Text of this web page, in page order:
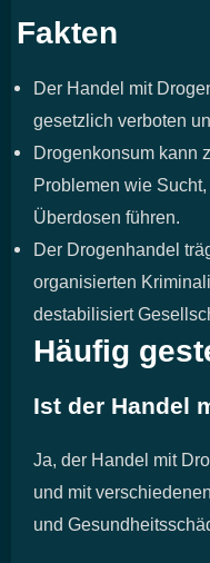
Fakten
Der Handel mit
gesetzlich verboten
Drogenkonsum kann
Problemen wie
Überdosen führen.
Der Drogenhandel
organisierten
destabilisiert
Häufig
Ist der Handel
Ja, der Handel mit
und mit
und